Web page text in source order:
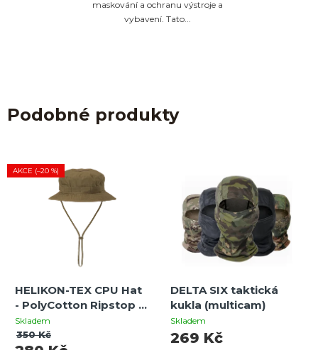
maskování a ochranu výstroje a
vybavení. Tato...
Podobné produkty
AKCE (–20 %)
HELIKON-TEX CPU Hat
- PolyCotton Ripstop -
Coyote
Skladem
350 Kč
DELTA SIX taktická
kukla (multicam)
Skladem
269 Kč